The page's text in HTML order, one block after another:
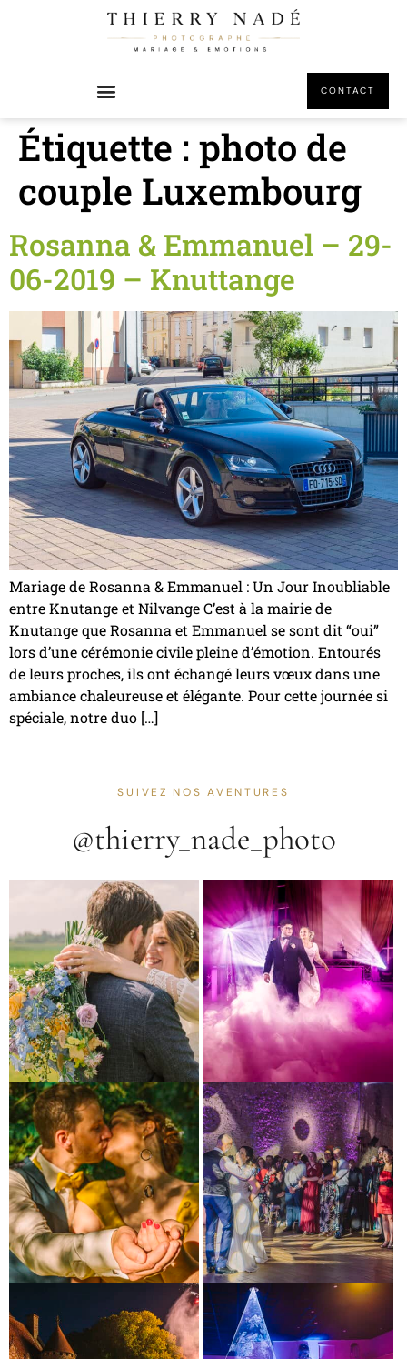
CONTACT
Étiquette : photo de
couple Luxembourg
Rosanna & Emmanuel – 29-
06-2019 – Knuttange
Mariage de Rosanna & Emmanuel : Un Jour Inoubliable
entre Knutange et Nilvange C’est à la mairie de
Knutange que Rosanna et Emmanuel se sont dit “oui”
lors d’une cérémonie civile pleine d’émotion. Entourés
de leurs proches, ils ont échangé leurs vœux dans une
ambiance chaleureuse et élégante. Pour cette journée si
spéciale, notre duo […]
SUIVEZ NOS AVENTURES
@thierry_nade_photo